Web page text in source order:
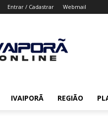
Entrar / Cadastrar Webmail
IVAIPORÃ REGIÃO